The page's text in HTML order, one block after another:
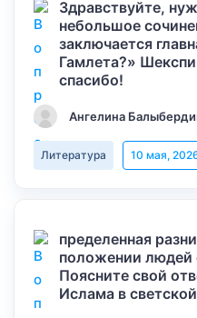
Здравствуйте,
небольшое
заключается
Гамлета?»
спасибо!
Ангелина
Литература 10 мая,
пределенная
положении людей
Поясните свой
Ислама в